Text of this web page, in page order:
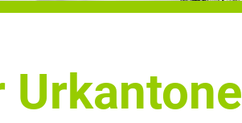
Urkantone